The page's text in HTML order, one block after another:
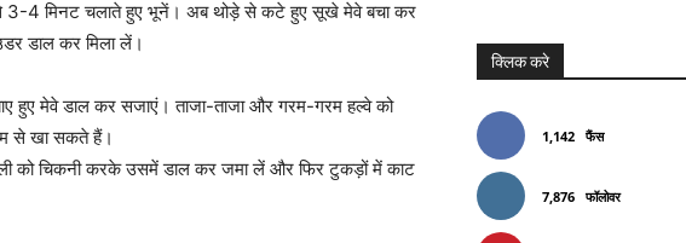
3-4 मिनट चलाते हुए भूनें। अब थोड़े से कटे हुए सूखे मेवे बचा कर
डाल कर मिला लें।
हुए मेवे डाल कर सजाएं। ताजा-ताजा और गरम-गरम हल्वे को
से खा सकते हैं।
को चिकनी करके उसमें डाल कर जमा लें और फिर टुकड़ों में काट
क्लिक करे
1,142 फैंस
7,876 फॉलोवर